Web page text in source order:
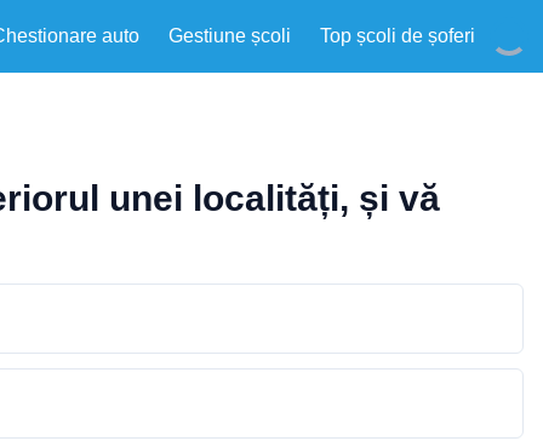
auto Gestiune școli Top școli de șoferi
unei localități, și vă